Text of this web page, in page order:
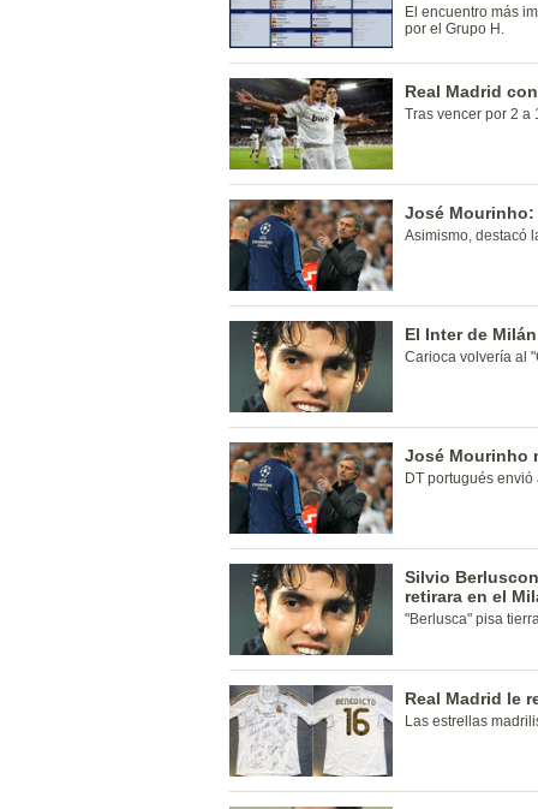
El encuentro más
por el Grupo H.
Real Madrid
Tras vencer por 2 a
José
Asimismo, destacó
El Inter de
Carioca volvería al
José Mourinho
DT portugués
Silvio
retirara en el
"Berlusca" pisa
Real Madrid le
Las estrellas